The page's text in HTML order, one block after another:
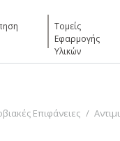
Τομείς
Εφαρμογής
Υλικών
Επιφάνειες